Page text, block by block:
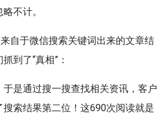
不计。
自于微信搜索关键词出来的文章结
到了“真相”：
是通过搜一搜查找相关资讯，客户
索结果第二位！这690次阅读就是